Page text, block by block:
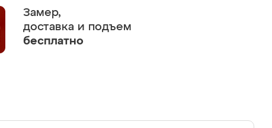
Замер,
доставка и подъем
бесплатно